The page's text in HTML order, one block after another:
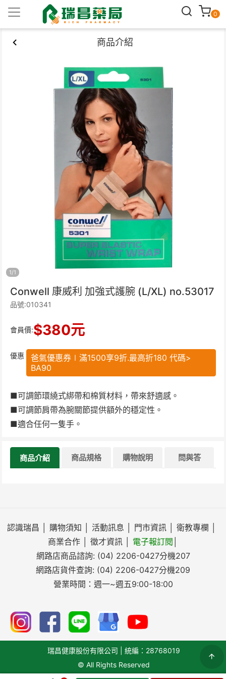
0
商品介紹
1/1
Conwell 康威利 加強式護腕 (L/XL) no.53017
品號:010341
會員價:$380元
優惠
爸氣優惠券∣滿1500享9折.最高折180 代碼>
BA90
■可調節環繞式綁帶和棉質材料，帶來舒適感。
■可調節肩帶為腕關節提供額外的穩定性。
■適合任何一隻手。
商品介紹 商品規格 購物說明 問與答
認識瑞昌 購物須知 活動訊息 門市資訊 衛教專欄
商業合作
徵才資訊 電子報訂閱
網路店商品諮詢: (04) 2206-0427分機207
網路店貨件查詢: (04) 2206-0427分機209
營業時間：週一~週五9:00-18:00
瑞昌健康股份有限公司 | 統編：28768019
© All Rights Reserved